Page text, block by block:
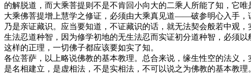
的解脱道，而大乘菩提则不是不肯回小向大的二乘人所能了知，它
大乘佛菩提增上慧学之修证，必须由大乘真见道——破参明心入手，
乃是亲证藏识。应当要知道，不证藏识的话，就无法契会般若中观
生法忍道种智，因为修学初地的无生法忍而实证初分道种智，必须
这样的正理，一切佛子都应该要如实了知。
各位菩萨，以上略说佛教的基本教理。总合来说，缘生性空的法义
是名相建立，是虚相法，不是实相法，不可以说之为佛教的基本教